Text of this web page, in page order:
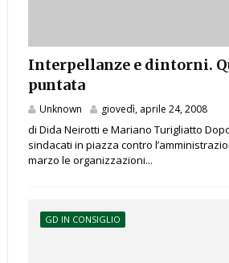
Interpellanze e dintorni.
puntata
Unknown giovedì, aprile 24, 2008
di Dida Neirotti e Mariano Turigliatto
sindacati in piazza contro
marzo le organizzazioni...
GD IN CONSIGLIO